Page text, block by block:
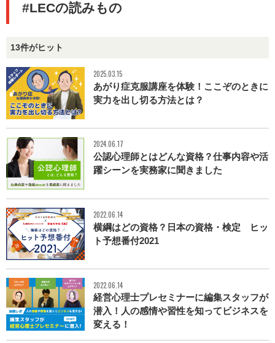
#LECの読みもの
13件がヒット
2025.03.15
あがり症克服講座を体験！ここぞのときに
実力を出し切る方法とは？
2024.06.17
公認心理師とはどんな資格？仕事内容や活
躍シーンを実務家に聞きました
2022.06.14
横綱はどの資格？日本の資格・検定 ヒッ
ト予想番付2021
2022.06.14
経営心理士プレセミナーに編集スタッフが
潜入！人の感情や習性を知ってビジネスを
変える！